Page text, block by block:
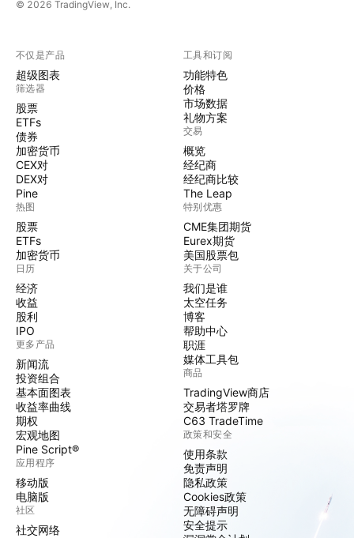
© 2026 TradingView, Inc.
不仅是产品
超级图表
筛选器
股票
ETFs
债券
加密货币
CEX对
DEX对
Pine
热图
股票
ETFs
加密货币
日历
经济
收益
股利
IPO
更多产品
新闻流
投资组合
基本面图表
收益率曲线
期权
宏观地图
Pine Script®
应用程序
移动版
电脑版
社区
社交网络
工具和订阅
功能特色
价格
市场数据
礼物方案
交易
概览
经纪商
经纪商比较
The Leap
特别优惠
CME集团期货
Eurex期货
美国股票包
关于公司
我们是谁
太空任务
博客
帮助中心
职涯
媒体工具包
商品
TradingView商店
交易者塔罗牌
C63 TradeTime
政策和安全
使用条款
免责声明
隐私政策
Cookies政策
无障碍声明
安全提示